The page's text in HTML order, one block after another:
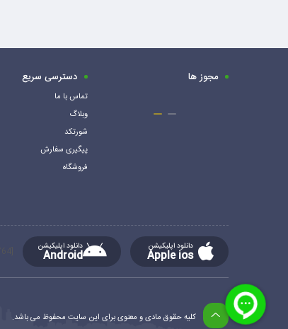
مجوز ها دسترسی سریع
تماس با ما
وبلاگ
شورتکد
پیگیری سفارش
فروشگاه
دانلود اپلیکیشن
Apple ios
دانلود اپلیکیشن
Android
کلیه حقوق مادی و معنوی برای این سایت محفوظ می باشد.